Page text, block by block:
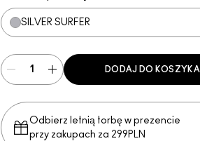
SILVER SURFER
DODAJ DO KOSZYKA
Odbierz letnią torbę w prezencie
przy zakupach za 299PLN